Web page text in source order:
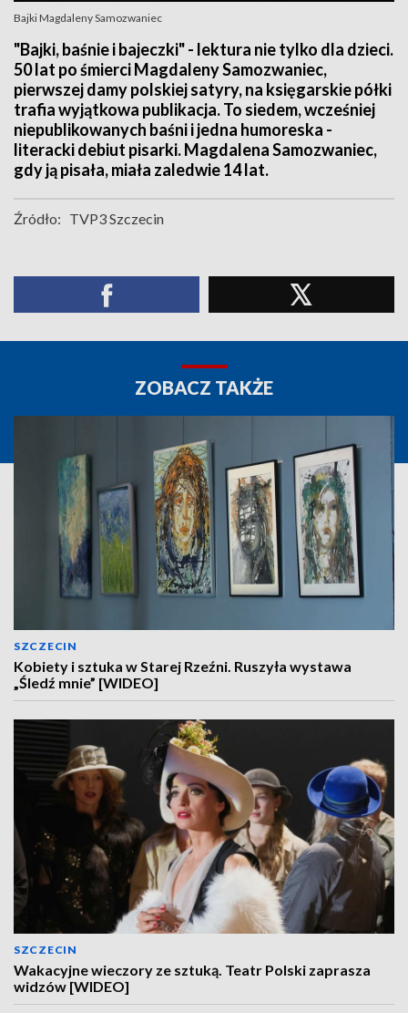
Bajki Magdaleny Samozwaniec
"Bajki, baśnie i bajeczki" - lektura nie tylko dla dzieci.
50 lat po śmierci Magdaleny Samozwaniec,
pierwszej damy polskiej satyry, na księgarskie półki
trafia wyjątkowa publikacja. To siedem, wcześniej
niepublikowanych baśni i jedna humoreska -
literacki debiut pisarki. Magdalena Samozwaniec,
gdy ją pisała, miała zaledwie 14 lat.
Źródło: TVP3 Szczecin
ZOBACZ TAKŻE
SZCZECIN
Kobiety i sztuka w Starej Rzeźni. Ruszyła wystawa
„Śledź mnie” [WIDEO]
SZCZECIN
Wakacyjne wieczory ze sztuką. Teatr Polski zaprasza
widzów [WIDEO]